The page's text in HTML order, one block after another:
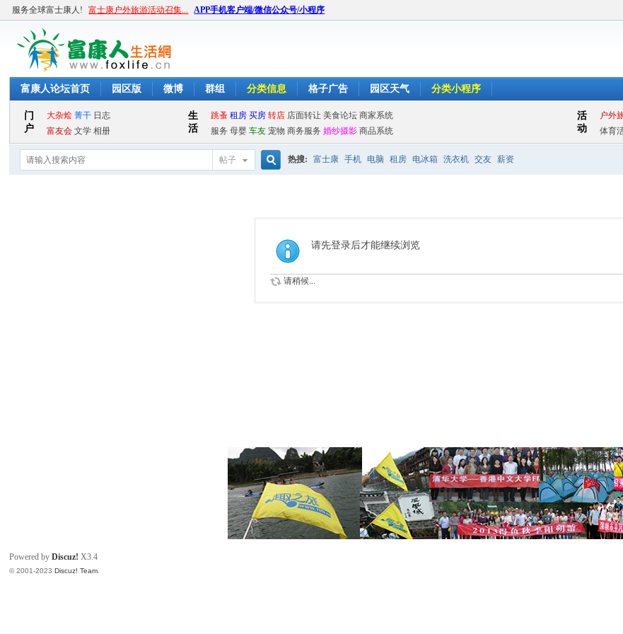
服务全球富士康人! 富士康户外旅游活动召集... APP手机客户端/微信公众号/小程序
富康人论坛首页 园区版 微博 群组 分类信息 格子广告 园区天气 分类小程序
帖子 热搜: 富士康 手机 电脑 租房 电冰箱 洗衣机 交友 薪资
请先登录后才能继续浏览
请稍候...
Powered byDiscuz! X3.4
© 2001-2023Discuz! Team